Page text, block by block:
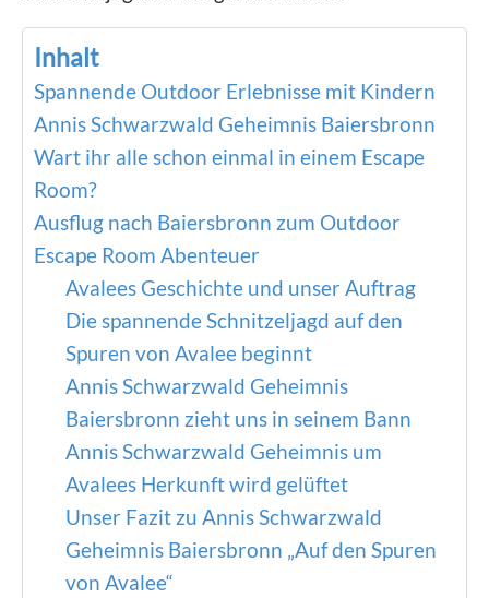
Inhalt
Spannende Outdoor Erlebnisse mit Kindern
Annis Schwarzwald Geheimnis Baiersbronn
Wart ihr alle schon einmal in einem Escape
Room?
Ausflug nach Baiersbronn zum Outdoor
Escape Room Abenteuer
Avalees Geschichte und unser Auftrag
Die spannende Schnitzeljagd auf den
Spuren von Avalee beginnt
Annis Schwarzwald Geheimnis
Baiersbronn zieht uns in seinem Bann
Annis Schwarzwald Geheimnis um
Avalees Herkunft wird gelüftet
Unser Fazit zu Annis Schwarzwald
Geheimnis Baiersbronn „Auf den Spuren
von Avalee“